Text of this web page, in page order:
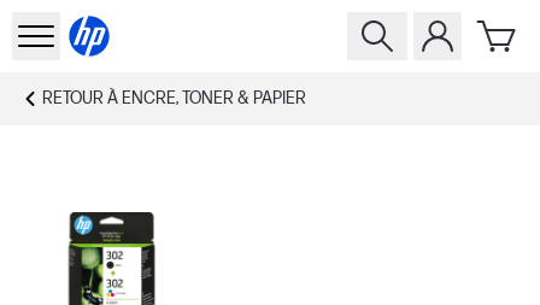
RETOUR À ENCRE, TONER & PAPIER